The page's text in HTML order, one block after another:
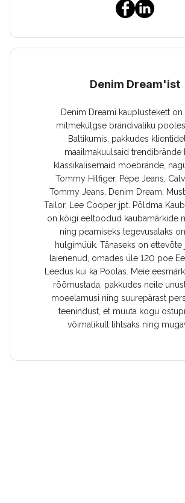
Denim Dream'ist
Denim Dreami kauplustekett on
mitmekülgse brändivaliku
Baltikumis, pakkudes
maailmakuulsaid trendibrände
klassikalisemaid moebrände,
Tommy Hilfiger, Pepe Jeans,
Tommy Jeans, Denim Dream,
Tailor, Lee Cooper jpt. Põldma
on kõigi eeltoodud kaubamärkide
ning peamiseks tegevusalaks
hulgimüük. Tänaseks on
laienenud, omades üle 120 poe
Leedus kui ka Poolas. Meie
rõõmustada, pakkudes neile
moeelamusi ning suurepärast
teenindust, et muuta kogu
võimalikult lihtsaks ning